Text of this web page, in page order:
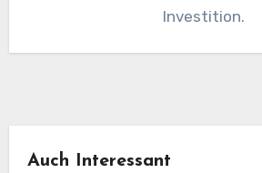
Investition.
Auch Interessant